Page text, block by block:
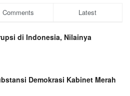
Comments Latest
di Indonesia, Nilainya
Demokrasi Kabinet Merah